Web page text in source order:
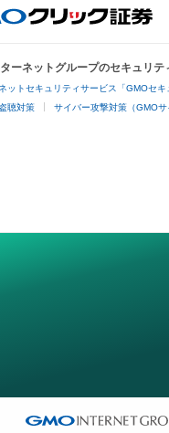
ーネットグループのセキュリテ
ットセキュリティサービス「GMOセキ
聴対策 サイバー攻撃対策（GMO